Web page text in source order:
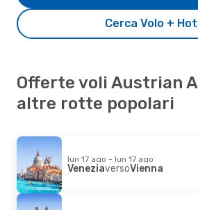
Cerca Volo +
Offerte voli Austrian
altre rotte popolari
lun 17 ago - lun 17 ago
VeneziaversoVienna